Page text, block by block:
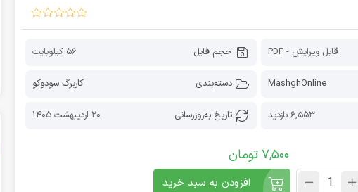
قابل ویرایش - PDF حجم فایل 56 کیلوبایت
MashghOnline دسته‌بندی کاربرگ سودوکو
6,553 بازدید تاریخ به‌روز‌رسانی 20 اردیبهشت 1405
7,500تومان
افزودن به سبد خرید